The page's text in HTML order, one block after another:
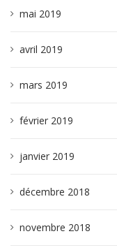
mai 2019
avril 2019
mars 2019
février 2019
janvier 2019
décembre 2018
novembre 2018